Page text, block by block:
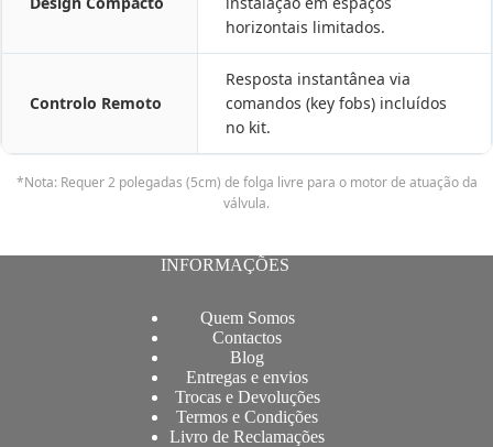
horizontais limitados.
Controlo Remoto
Resposta instantânea via
comandos (key fobs) incluídos
no kit.
*Nota: Requer 2 polegadas (5cm) de folga livre para o motor de atuação da
válvula.
INFORMAÇÕES
Quem Somos
Contactos
Blog
Entregas e envios
Trocas e Devoluções
Termos e Condições
Livro de Reclamações